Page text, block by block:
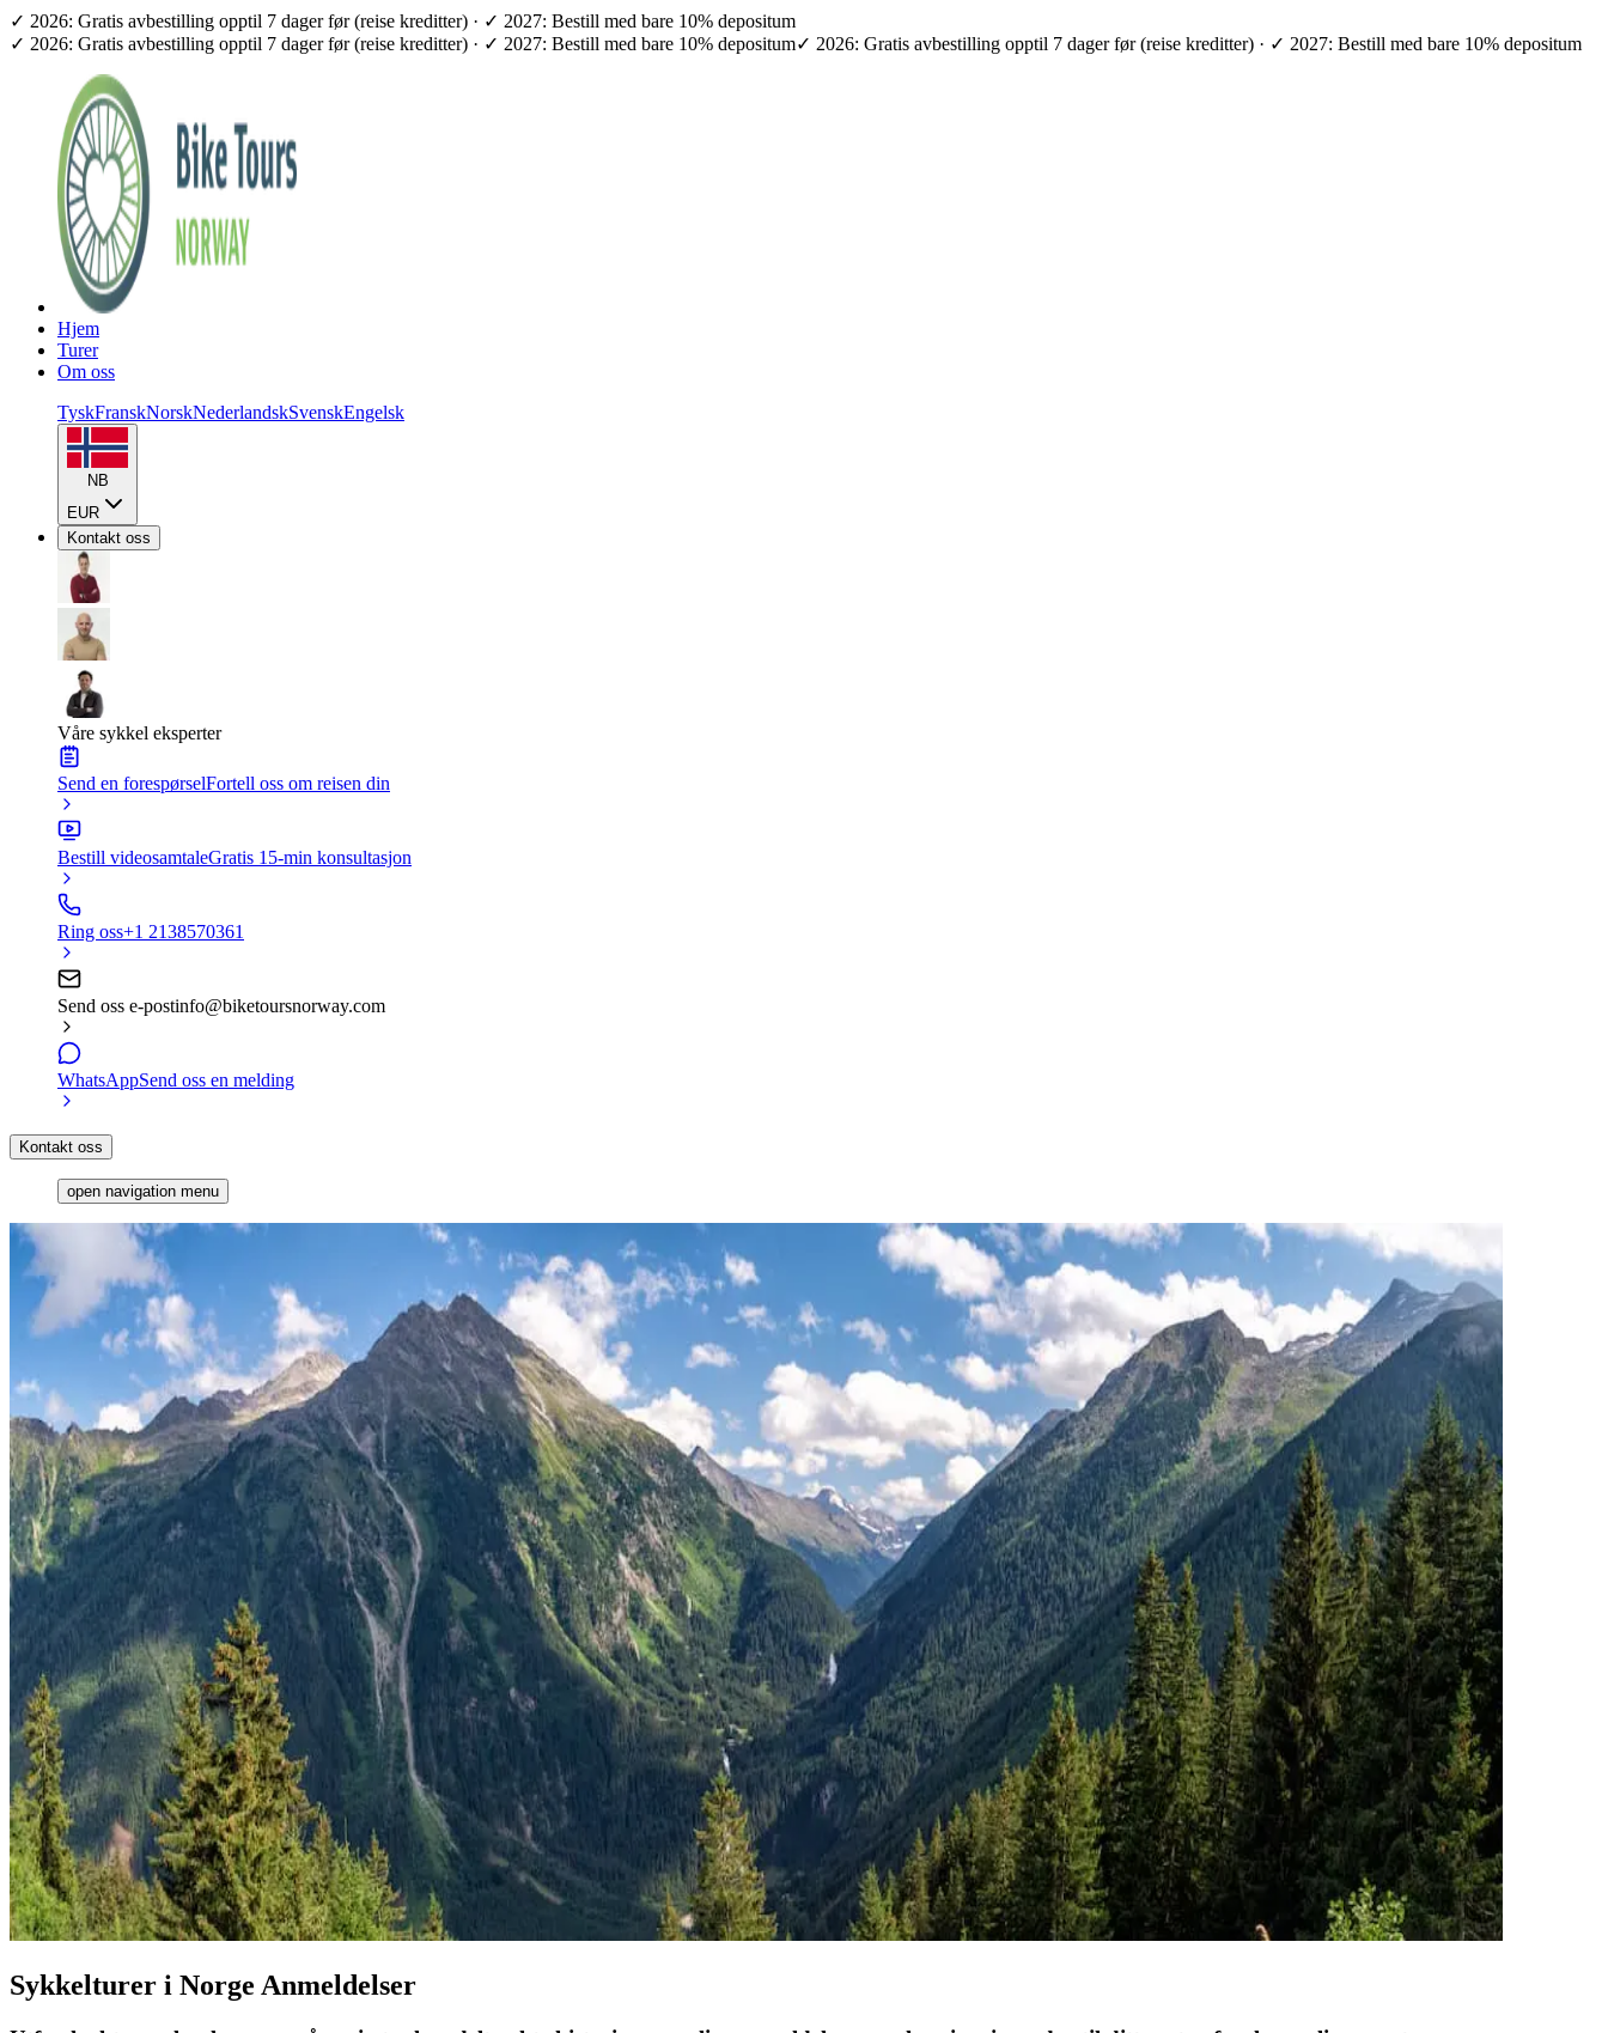
✓ 2026: Gratis avbestilling opptil 7 dager før (reise kreditter) · ✓ 2027: Bestill med bare 10% depositum
✓ 2026: Gratis avbestilling opptil 7 dager før (reise kreditter) · ✓ 2027: Bestill med bare 10% depositum✓ 2026: Gratis avbestilling opptil 7 dager før (reise kreditter) · ✓ 2027: Bestill med bare 10% depositum
Hjem
Turer
Om oss
TyskFranskNorskNederlandskSvenskEngelsk
NB
EUR
Kontakt oss
Våre sykkel eksperter
Send en forespørselFortell oss om reisen din
Bestill videosamtaleGratis 15-min konsultasjon
Ring oss+1 2138570361
Send oss e-postinfo@biketoursnorway.com
WhatsAppSend oss en melding
Kontakt oss
open navigation menu
Sykkelturer i Norge Anmeldelser